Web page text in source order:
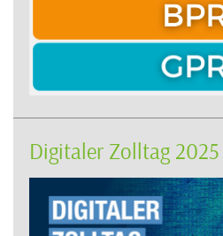
Digitaler Zolltag 2025